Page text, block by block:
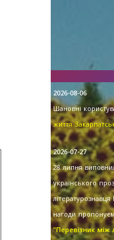
2026-08-06
Шановні
життя
2026-07-27
28 липня
українського
нагоди
"Перевізник між